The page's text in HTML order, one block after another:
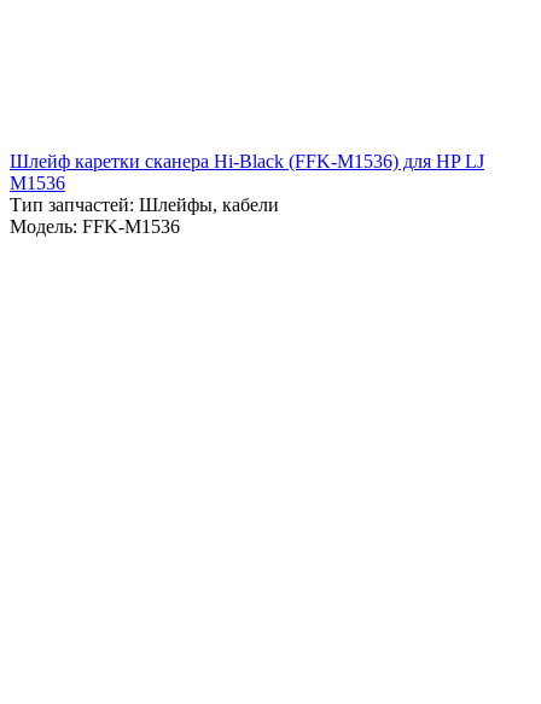
Шлейф каретки сканера Hi-Black (FFK-M1536) для HP LJ
М1536
Тип запчастей: Шлейфы, кабели
Модель: FFK-M1536